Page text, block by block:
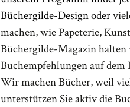
Büchergilde-Design oder
machen, wie Papeterie,
Büchergilde-Magazin
Buchempfehlungen auf dem
Wir machen Bücher, weil
unterstützen Sie aktiv die